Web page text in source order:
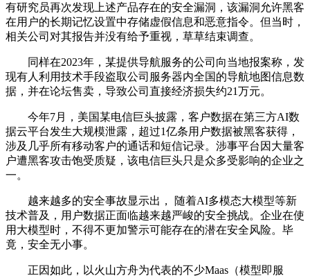
有研究员再次发现上述产品存在的安全漏洞，该漏洞允许黑客
在用户的长期记忆设置中存储虚假信息和恶意指令。但当时，
相关公司对其报告并没有给予重视，草草结束调查。
同样在2023年，某提供导航服务的公司向当地报案称，发
现有人利用技术手段盗取公司服务器内全国的导航地图信息数
据，并在论坛售卖，导致公司直接经济损失约21万元。
今年7月，美国某电信巨头披露，客户数据在第三方AI数
据云平台发生大规模泄露，超过1亿条用户数据被黑客获得，
涉及几乎所有移动客户的通话和短信记录。涉事平台因大量客
户遭黑客攻击饱受质疑，该电信巨头只是众多受影响的企业之
一。
越来越多的安全事故显示出， 随着AI多模态大模型等新
技术普及，用户数据正面临越来越严峻的安全挑战。企业在使
用大模型时，不得不更加警示可能存在的潜在安全风险。毕
竟，安全无小事。
正因如此，以火山方舟为代表的不少Maas（模型即服